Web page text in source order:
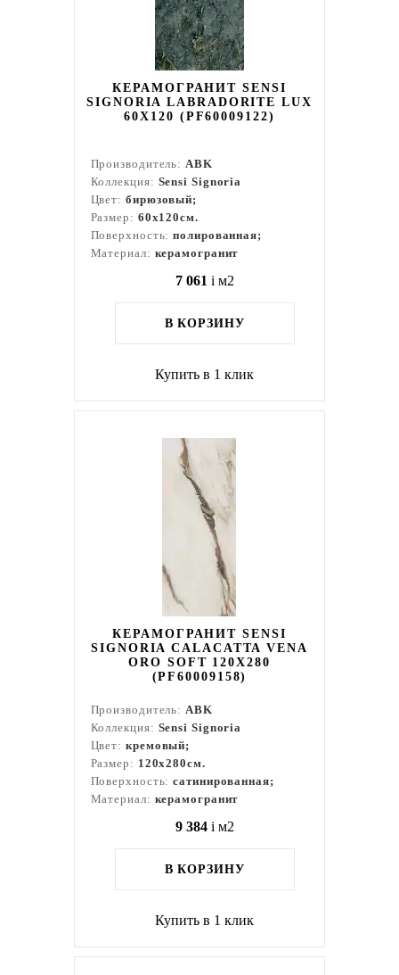
КЕРАМОГРАНИТ SENSI
SIGNORIA LABRADORITE LUX
60X120 (PF60009122)
Производитель:ABK
Коллекция: Sensi Signoria
Цвет: бирюзовый;
Размер: 60x120см.
Поверхность:полированная;
Материал: керамогранит
7 061 i м2
В КОРЗИНУ
Купить в 1 клик
КЕРАМОГРАНИТ SENSI
SIGNORIA CALACATTA VENA
ORO SOFT 120X280
(PF60009158)
Производитель:ABK
Коллекция: Sensi Signoria
Цвет: кремовый;
Размер: 120x280см.
Поверхность:сатинированная;
Материал: керамогранит
9 384 i м2
В КОРЗИНУ
Купить в 1 клик